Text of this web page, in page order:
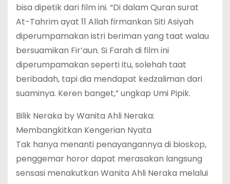
bisa dipetik dari film ini. “Di dalam Quran surat
At-Tahrim ayat 11 Allah firmankan Siti Asiyah
diperumpamakan istri beriman yang taat walau
bersuamikan Fir’aun. Si Farah di film ini
diperumpamakan seperti itu, solehah taat
beribadah, tapi dia mendapat kedzaliman dari
suaminya. Keren banget,” ungkap Umi Pipik.
Bilik Neraka by Wanita Ahli Neraka:
Membangkitkan Kengerian Nyata
Tak hanya menanti penayangannya di bioskop,
penggemar horor dapat merasakan langsung
sensasi menakutkan Wanita Ahli Neraka melalui